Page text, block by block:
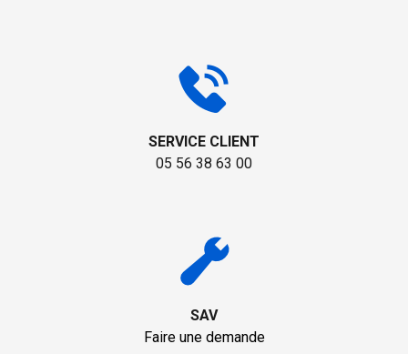
SERVICE CLIENT
05 56 38 63 00
SAV
Faire une demande